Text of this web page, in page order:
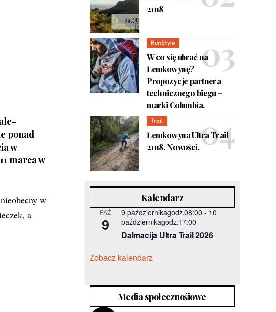
ponad
w
marca w
w
a
2018
RunStyle
W co się ubrać na
Łemkowynę?
Propozycje partnera
technicznego biegu –
marki Columbia.
Trail
Łemkowyna Ultra Trail
2018. Nowości.
Kalendarz
PAŹ
9
9 październikagodz.08:00 - 10
październikagodz.17:00
Dalmacija Ultra Trail 2026
Zobacz kalendarz
Media społecznośiowe